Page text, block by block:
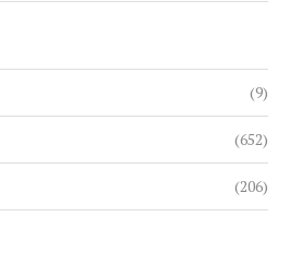
(9)
(652)
(206)